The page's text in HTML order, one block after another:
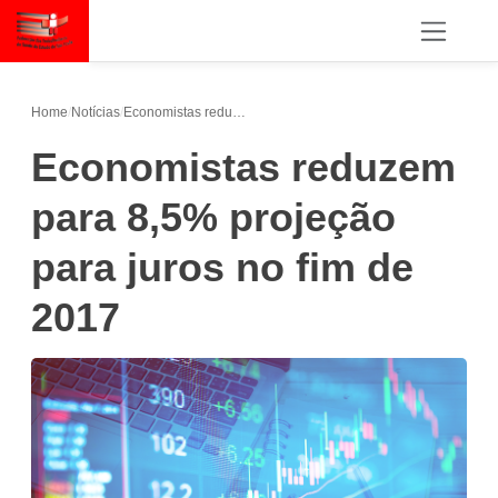
Home/Notícias/
Economistas reduzem
para 8,5% projeção
para juros no fim de
2017